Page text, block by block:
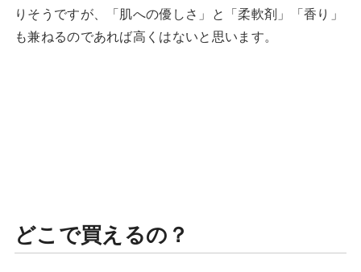
りそうですが、「肌への優しさ」と「柔軟剤」「香り」
も兼ねるのであれば高くはないと思います。
どこで買えるの？